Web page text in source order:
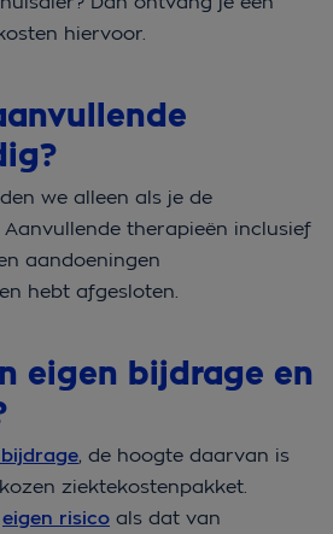
hiervoor.
we alleen als je de
Aanvullende therapieën inclusief
aandoeningen
hebt afgesloten.
eigen bijdrage en
, de hoogte daarvan is
ziektekostenpakket.
eigen risico als dat van